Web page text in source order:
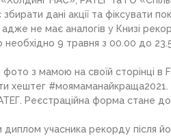
дані акції та фіксувати
не має аналогів у Книзі
9 травня з 00.00 до
з мамою на своїй сторінці в
хештег #моямаманайкраща2021.
Реєстраційна форма стане
учасника рекорду після